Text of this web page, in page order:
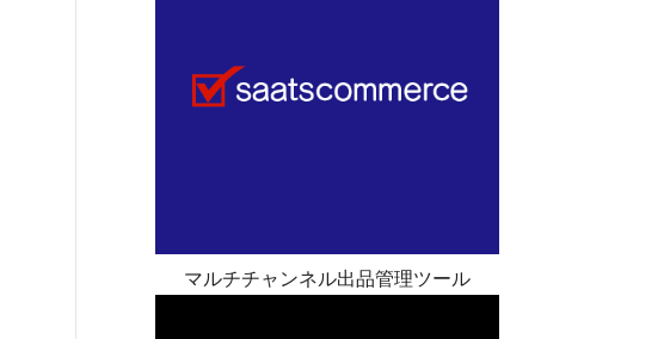
マルチチャンネル出品管理ツール